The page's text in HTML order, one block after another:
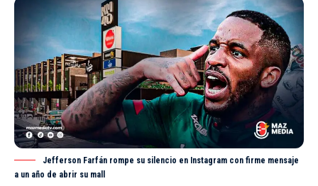
Jefferson Farfán rompe su silencio en Instagram con firme mensaje
a un año de abrir su mall